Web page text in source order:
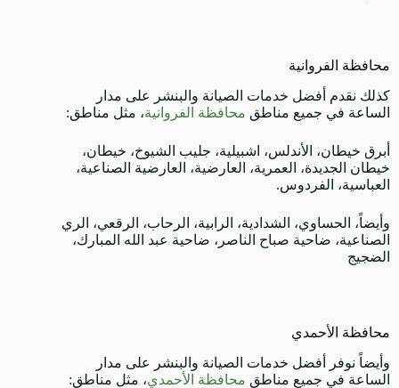
محافظة الفروانية
كذلك نقدم أفضل خدمات الصيانة والبنشر على مدار
الساعة في جميع مناطق محافظة الفروانية، مثل مناطق:
أبرق خيطان، الأندلس، اشبيلية، جليب الشيوخ، خيطان،
خيطان الجديدة، العمرية، العارضية، العارضية الصناعية،
العباسية، الفردوس.
وأيضاً، الحساوي، الشدادية، الرابية، الرحاب، الرقعي، الري
الصناعية، ضاحية صباح الناصر، ضاحية عبد الله المبارك،
الضجيج
محافظة الأحمدي
وأيضاً نوفر أفضل خدمات الصيانة والبنشر على مدار
الساعة في جميع مناطق محافظة الأحمدي، مثل مناطق: